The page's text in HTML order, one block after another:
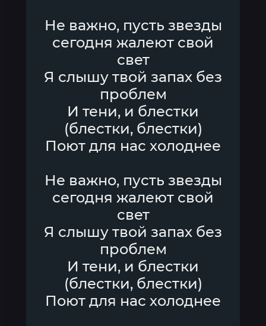
Не важно, пусть звезды
сегодня жалеют свой
свет
Я слышу твой запах без
проблем
И тени, и блестки
(блестки, блестки)
Поют для нас холоднее
Не важно, пусть звезды
сегодня жалеют свой
свет
Я слышу твой запах без
проблем
И тени, и блестки
(блестки, блестки)
Поют для нас холоднее